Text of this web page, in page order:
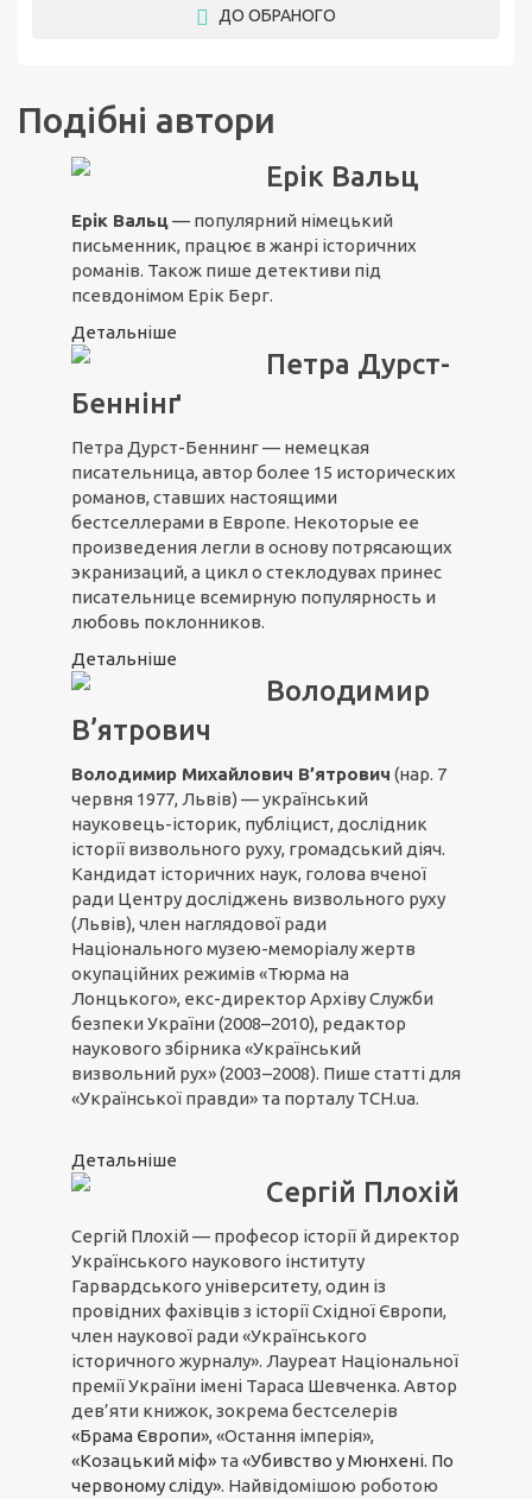
ДО ОБРАНОГО
Подібні автори
Ерік Вальц
Ерік Вальц— популярний німецький
письменник, працює в жанрі історичних
романів. Також пише детективи під
псевдонімом Ерік Берг.
Детальніше
Петра Дурст-
Беннінґ
Петра Дурст-Беннинг — немецкая
писательница, автор более 15 исторических
романов, ставших настоящими
бестселлерами в Европе. Некоторые ее
произведения легли в основу потрясающих
экранизаций, а цикл о стеклодувах принес
писательнице всемирную популярность и
любовь поклонников.
Детальніше
Володимир
В’ятрович
Володимир Михайлович В’ятрович (нар. 7
червня 1977, Львів) — український
науковець-історик, публіцист, дослідник
історії визвольного руху, громадський діяч.
Кандидат історичних наук, голова вченої
ради Центру досліджень визвольного руху
(Львів), член наглядової ради
Національного музею-меморіалу жертв
окупаційних режимів «Тюрма на
Лонцького», екс-директор Архіву Служби
безпеки України (2008–2010), редактор
наукового збірника «Український
визвольний рух» (2003–2008). Пише статті для
«Української правди» та порталу ТСН.ua.
Детальніше
Сергій Плохій
Сергій Плохій — професор історії й директор
Українського наукового інституту
Гарвардського університету, один із
провідних фахівців з історії Східної Європи,
член наукової ради «Українського
історичного журналу». Лауреат Національної
премії України імені Тараса Шевченка. Автор
дев’яти книжок, зокрема бестселерів
«Брама Європи», «Остання імперія»,
«Козацький міф» та «Убивство у Мюнхені. По
червоному сліду». Найвідомішою роботою